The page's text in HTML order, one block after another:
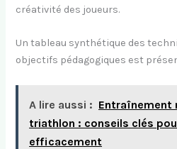
créativité des joueurs.
Un tableau synthétique des
objectifs pédagogiques est
A lire aussi : Entraînement
triathlon : conseils clés
efficacement